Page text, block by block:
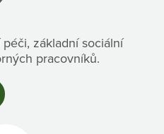
základní sociální
pracovníků.